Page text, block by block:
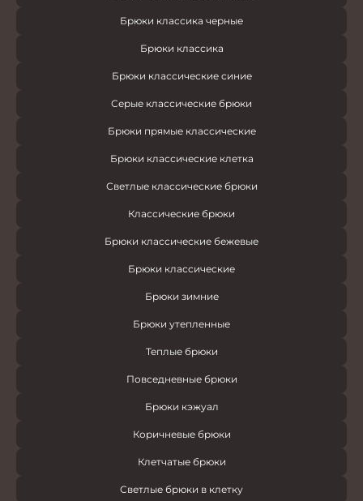
Брюки классика черные
Брюки классика
Брюки классические синие
Серые классические брюки
Брюки прямые классические
Брюки классические клетка
Светлые классические брюки
Классические брюки
Брюки классические бежевые
Брюки классические
Брюки зимние
Брюки утепленные
Теплые брюки
Повседневные брюки
Брюки кэжуал
Коричневые брюки
Клетчатые брюки
Светлые брюки в клетку